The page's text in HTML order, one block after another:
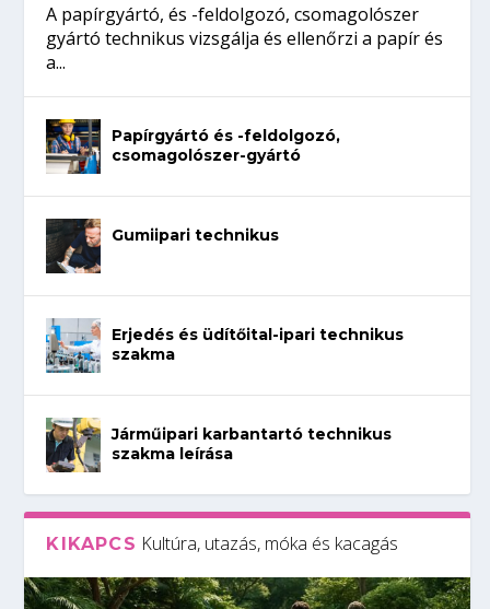
A papírgyártó, és -feldolgozó, csomagolószer
gyártó technikus vizsgálja és ellenőrzi a papír és
a...
Papírgyártó és -feldolgozó,
csomagolószer-gyártó
Gumiipari technikus
Erjedés és üdítőital-ipari technikus
szakma
Járműipari karbantartó technikus
szakma leírása
KIKAPCS Kultúra, utazás, móka és kacagás